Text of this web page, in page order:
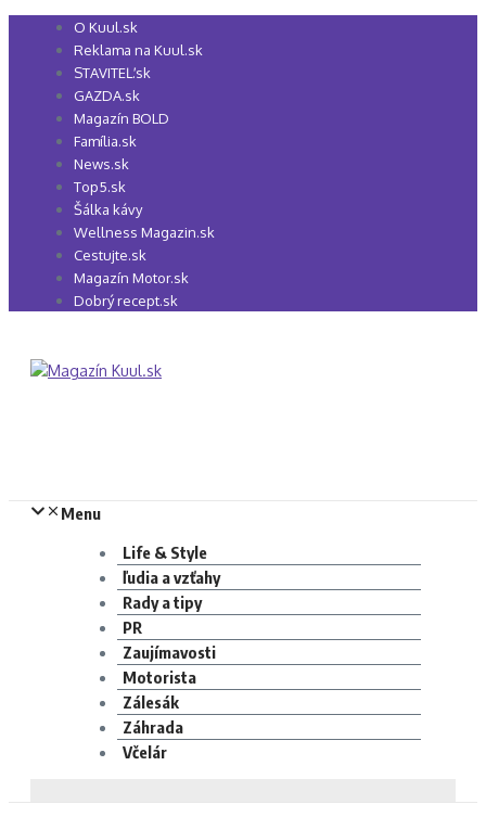
Preskočiť
O Kuul.sk
Reklama na Kuul.sk
STAVITEĽ.sk
GAZDA.sk
Magazín BOLD
Família.sk
News.sk
Top5.sk
Šálka kávy
Wellness Magazin.sk
Cestujte.sk
Magazín Motor.sk
Dobrý recept.sk
Menu
Life & Style
ľudia a vzťahy
Rady a tipy
PR
Zaujímavosti
Motorista
Zálesák
Záhrada
Včelár